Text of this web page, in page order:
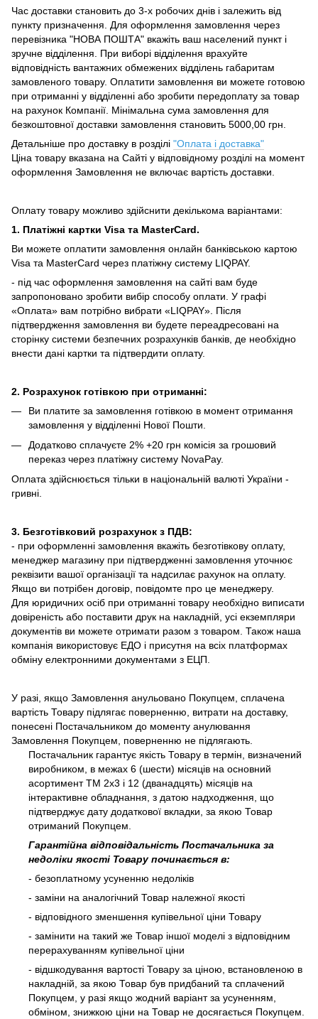
Час доставки становить до 3-х робочих днів і залежить від
пункту призначення. Для оформлення замовлення через
перевізника "НОВА ПОШТА" вкажіть ваш населений пункт і
зручне відділення.
При виборі відділення врахуйте
відповідність вантажних обмежених відділень габаритам
замовленого товару. Оплатити замовлення ви можете готовою
при отриманні у відділенні або зробити передоплату за товар
на рахунок Компанії. Мінімальна сума замовлення для
безкоштовної доставки замовлення становить 5000,00 грн.
Детальніше про доставку в розділі "Оплата і доставка"
Ціна товару вказана на Сайті у відповідному розділі на момент
оформлення Замовлення не включає вартість доставки.
Оплату товару можливо здійснити декількома варіантами:
1. Платіжні картки Visa та MasterCard.
Ви можете оплатити замовлення онлайн банківською картою
Visa та MasterCard через платіжну систему LIQPAY.
- під час оформлення замовлення на сайті вам буде
запропоновано зробити вибір способу оплати. У графі
«Оплата» вам потрібно вибрати «LIQPAY». Після
підтвердження замовлення ви будете переадресовані на
сторінку системи безпечних розрахунків банків, де необхідно
внести дані картки та підтвердити оплату.
2. Розрахунок готівкою при отриманні:
Ви платите за замовлення готівкою в момент отримання
замовлення у відділенні Нової Пошти.
Додатково сплачуєте 2% +20 грн комісія за грошовий
переказ через платіжну систему NovaPay.
Оплата здійснюється тільки в національній валюті України -
гривні.
3. Безготівковий розрахунок з ПДВ:
- при оформленні замовлення вкажіть безготівкову оплату,
менеджер магазину при підтвердженні замовлення уточнює
реквізити вашої організації та надсилає рахунок на оплату.
Якщо ви потрібен договір, повідомте про це менеджеру.
Для юридичних осіб при отриманні товару необхідно виписати
довіреність або поставити друк на накладній, усі екземпляри
документів ви можете отримати разом з товаром. Також наша
компанія використовує ЕДО і присутня на всіх платформах
обміну електронними документами з ЕЦП.
У разі, якщо Замовлення анульовано Покупцем, сплачена
вартість Товару підлягає поверненню, витрати на доставку,
понесені Постачальником до моменту анулювання
Замовлення Покупцем, поверненню не підлягають.
Постачальник гарантує якість Товару в термін, визначений
виробником, в межах 6 (шести) місяців на основний
асортимент ТМ 2х3 і 12 (дванадцять) місяців на
інтерактивне обладнання, з датою надходження, що
підтверджує дату додаткової вкладки, за якою Товар
отриманий Покупцем.
Гарантійна відповідальність Постачальника за
недоліки якості Товару починається в:
- безоплатному усуненню недоліків
- заміни на аналогічний Товар належної якості
- відповідного зменшення купівельної ціни Товару
- замінити на такий же Товар іншої моделі з відповідним
перерахуванням купівельної ціни
- відшкодування вартості Товару за ціною, встановленою в
накладній, за якою Товар був придбаний та сплачений
Покупцем, у разі якщо жодний варіант за усуненням,
обміном, знижкою ціни на Товар не досягається Покупцем.